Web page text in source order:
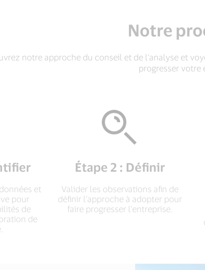
Notre
notre approche du conseil et de l’analyse et
progresser votre
et
pour
de
de
Étape 2 : Définir
Valider les observations afin de
définir l’approche à adopter pour
faire progresser l’entreprise.